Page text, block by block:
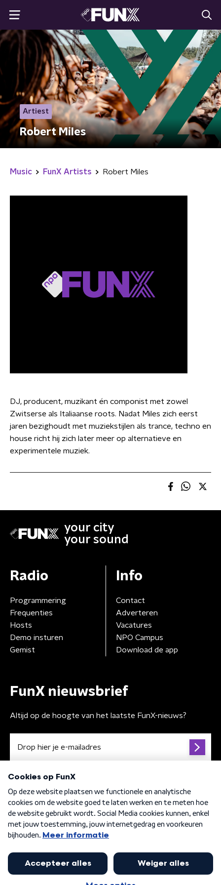
Artiest
Robert Miles
Music FunX Artists Robert Miles
DJ, producent, muzikant én componist met zowel
Zwitserse als Italiaanse roots. Nadat Miles zich eerst
jaren bezighoudt met muziekstijlen als trance, techno en
house richt hij zich later meer op alternatieve en
experimentele muziek.
your city
your sound
Radio
Programmering
Frequenties
Hosts
Demo insturen
Gemist
Info
Contact
Adverteren
Vacatures
NPO Campus
Download de app
FunX nieuwsbrief
Altijd op de hoogte van het laatste FunX-nieuws?
Algemene voorwaarden Privacybeleid